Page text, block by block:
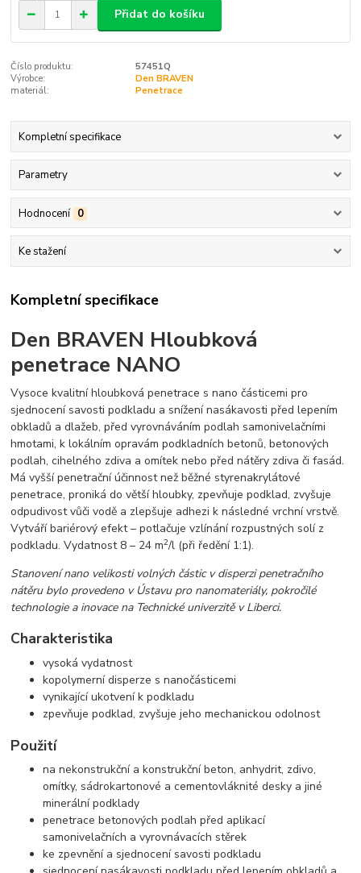
Přidat do košíku
Číslo produktu:
57451Q
Výrobce:
Den BRAVEN
materiál:
Penetrace
Kompletní specifikace
Parametry
Hodnocení 0
Ke stažení
Kompletní specifikace
Den BRAVEN Hloubková
penetrace NANO
Vysoce kvalitní hloubková penetrace s nano částicemi pro
sjednocení savosti podkladu a snížení nasákavosti před lepením
obkladů a dlažeb, před vyrovnáváním podlah samonivelačními
hmotami, k lokálním opravám podkladních betonů, betonových
podlah, cihelného zdiva a omítek nebo před nátěry zdiva či fasád.
Má vyšší penetrační účinnost než běžné styrenakrylátové
penetrace, proniká do větší hloubky, zpevňuje podklad, zvyšuje
odpudivost vůči vodě a zlepšuje adhezi k následné vrchní vrstvě.
Vytváří bariérový efekt – potlačuje vzlínání rozpustných solí z
podkladu. Vydatnost 8 – 24 m2/l (při ředění 1:1).
Stanovení nano velikosti volných částic v disperzi penetračního
nátěru bylo provedeno v Ústavu pro nanomateriály, pokročilé
technologie a inovace na Technické univerzitě v Liberci.
Charakteristika
vysoká vydatnost
kopolymerní disperze s nanočásticemi
vynikající ukotvení k podkladu
zpevňuje podklad, zvyšuje jeho mechanickou odolnost
Použití
na nekonstrukční a konstrukční beton, anhydrit, zdivo,
omítky, sádrokartonové a cementovláknité desky a jiné
minerální podklady
penetrace betonových podlah před aplikací
samonivelačních a vyrovnávacích stěrek
ke zpevnění a sjednocení savosti podkladu